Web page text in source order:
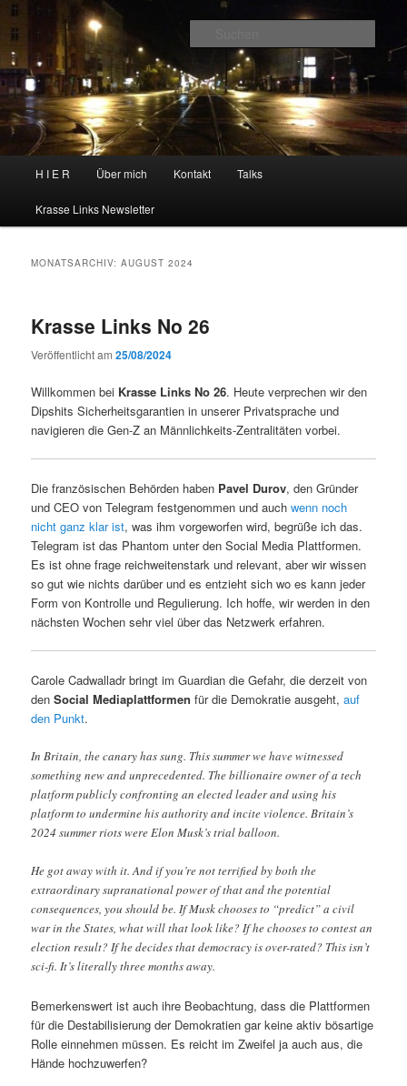
primären
Inhalt
springen
sekundären
Inhalt
springenH I E R
H I E R Über mich Kontakt Talks
Krasse Links Newsletter
MONATSARCHIV:AUGUST 2024
Krasse Links No 26
Veröffentlicht am25/08/2024
Willkommen bei Krasse Links No 26. Heute verprechen wir den
Dipshits Sicherheitsgarantien in unserer Privatsprache und
navigieren die Gen-Z an Männlichkeits-Zentralitäten vorbei.
Die französischen Behörden haben Pavel Durov, den Gründer
und CEO von Telegram festgenommen und auchwenn noch
nicht ganz klar ist, was ihm vorgeworfen wird, begrüße ich das.
Telegram ist das Phantom unter den Social Media Plattformen.
Es ist ohne frage reichweitenstark und relevant, aber wir wissen
so gut wie nichts darüber und es entzieht sich wo es kann jeder
Form von Kontrolle und Regulierung. Ich hoffe, wir werden in den
nächsten Wochen sehr viel über das Netzwerk erfahren.
Carole Cadwalladr bringt im Guardian die Gefahr, die derzeit von
denSocial Mediaplattformen für die Demokratie ausgeht,auf
den Punkt.
In Britain, the canary has sung. This summer we have witnessed
something new and unprecedented. The billionaire owner of a tech
platform publicly confronting an elected leader and using his
platform to undermine his authority and incite violence. Britain’s
2024 summer riots were Elon Musk’s trial balloon.
He got away with it. And if you’re not terrified by both the
extraordinary supranational power of that and the potential
consequences, you should be. If Musk chooses to “predict” a civil
war in the States, what will that look like? If he chooses to contest an
election result? If he decides that democracy is over-rated? This isn’t
sci-fi. It’s literally three months away.
Bemerkenswert ist auch ihre Beobachtung, dass die Plattformen
für die Destabilisierung der Demokratien gar keine aktiv bösartige
Rolle einnehmen müssen. Es reicht im Zweifel ja auch aus, die
Hände hochzuwerfen?